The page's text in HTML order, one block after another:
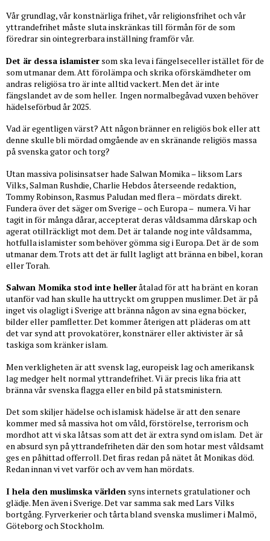
Vår grundlag, vår konstnärliga frihet, vår religionsfrihet och vår
yttrandefrihet måste sluta inskränkas till förmån för de som
föredrar sin ointegrerbara inställning framför vår.
Det är dessa islamister som ska leva i fängelseceller istället för de
som utmanar dem. Att förolämpa och skrika oförskämdheter om
andras religiösa tro är inte alltid vackert. Men det är inte
fängslandet av de som heller. Ingen normalbegåvad vuxen behöver
hädelseförbud år 2025.
Vad är egentligen värst? Att någon bränner en religiös bok eller att
denne skulle bli mördad omgående av en skränande religiös massa
på svenska gator och torg?
Utan massiva polisinsatser hade Salwan Momika – liksom Lars
Vilks, Salman Rushdie, Charlie Hebdos återseende redaktion,
Tommy Robinson, Rasmus Paludan med flera – mördats direkt.
Fundera över det säger om Sverige – och Europa – numera. Vi har
tagit in för många dårar, accepterat deras våldsamma dårskap och
agerat otillräckligt mot dem. Det är talande nog inte våldsamma,
hotfulla islamister som behöver gömma sig i Europa. Det är de som
utmanar dem. Trots att det är fullt lagligt att bränna en bibel, koran
eller Torah.
Salwan Momika stod inte helleråtalad för att ha bränt en koran
utanför vad han skulle ha uttryckt om gruppen muslimer. Det är på
inget vis olagligt i Sverige att bränna någon av sina egna böcker,
bilder eller pamfletter. Det kommer återigen att pläderas om att
det var synd att provokatörer, konstnärer eller aktivister är så
taskiga som kränker islam.
Men verkligheten är att svensk lag, europeisk lag och amerikansk
lag medger helt normal yttrandefrihet. Vi är precis lika fria att
bränna vår svenska flagga eller en bild på statsministern.
Det som skiljer hädelse och islamisk hädelse är att den senare
kommer med så massiva hot om våld, förstörelse, terrorism och
mordhot att vi ska låtsas som att det är extra synd om islam. Det är
en absurd syn på yttrandefriheten där den som hotar mest våldsamt
ges en påhittad offerroll. Det firas redan på nätet åt Monikas död.
Redan innan vi vet varför och av vem han mördats.
I hela den muslimska världen syns internets gratulationer och
glädje. Men även i Sverige. Det var samma sak med Lars Vilks
bortgång. Fyrverkerier och tårta bland svenska muslimer i Malmö,
Göteborg och Stockholm.